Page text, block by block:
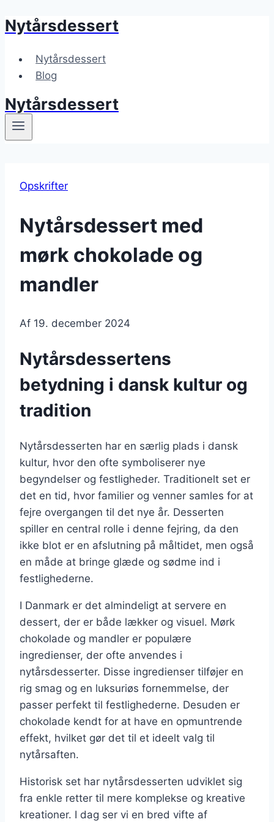
Fortsæt
indhold
Nytårsdessert
Nytårsdessert
Blog
Nytårsdessert
Opskrifter
Nytårsdessert med
mørk chokolade og
mandler
Af 19. december 2024
Nytårsdessertens
betydning i dansk kultur og
tradition
Nytårsdesserten har en særlig plads i dansk
kultur, hvor den ofte symboliserer nye
begyndelser og festligheder. Traditionelt set er
det en tid, hvor familier og venner samles for at
fejre overgangen til det nye år. Desserten
spiller en central rolle i denne fejring, da den
ikke blot er en afslutning på måltidet, men også
en måde at bringe glæde og sødme ind i
festlighederne.
I Danmark er det almindeligt at servere en
dessert, der er både lækker og visuel. Mørk
chokolade og mandler er populære
ingredienser, der ofte anvendes i
nytårsdesserter. Disse ingredienser tilføjer en
rig smag og en luksuriøs fornemmelse, der
passer perfekt til festlighederne. Desuden er
chokolade kendt for at have en opmuntrende
effekt, hvilket gør det til et ideelt valg til
nytårsaften.
Historisk set har nytårsdesserten udviklet sig
fra enkle retter til mere komplekse og kreative
kreationer. I dag ser vi en bred vifte af